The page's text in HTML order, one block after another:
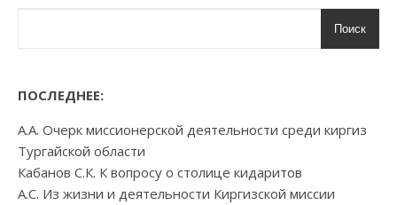
Поиск
ПОСЛЕДНЕЕ:
А.А. Очерк миссионерской деятельности среди киргиз
Тургайской области
Кабанов С.К. К вопросу о столице кидаритов
А.С. Из жизни и деятельности Киргизской миссии